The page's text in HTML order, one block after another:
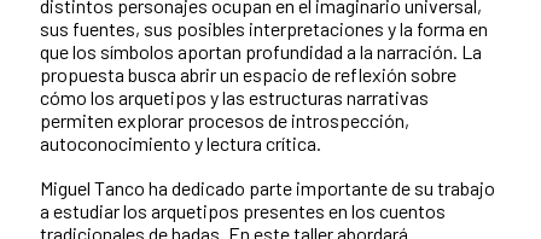
distintos personajes ocupan en el imaginario universal,
sus fuentes, sus posibles interpretaciones y la forma en
que los símbolos aportan profundidad a la narración. La
propuesta busca abrir un espacio de reflexión sobre
cómo los arquetipos y las estructuras narrativas
permiten explorar procesos de introspección,
autoconocimiento y lectura crítica.
Miguel Tanco ha dedicado parte importante de su trabajo
a estudiar los arquetipos presentes en los cuentos
tradicionales de hadas. En este taller abordará